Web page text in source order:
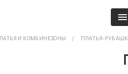
И КОМБИНЕЗОНЫ ПЛАТЬЯ-